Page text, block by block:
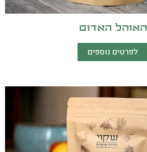
האוהל האדום
לפרטים נוספים